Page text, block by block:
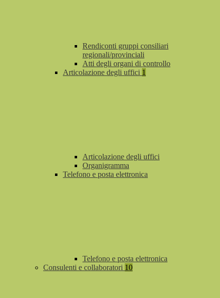
Rendiconti gruppi consiliari
regionali/provinciali
Atti degli organi di controllo
Articolazione degli uffici 1
Articolazione degli uffici
Organigramma
Telefono e posta elettronica
Telefono e posta elettronica
Consulenti e collaboratori 10